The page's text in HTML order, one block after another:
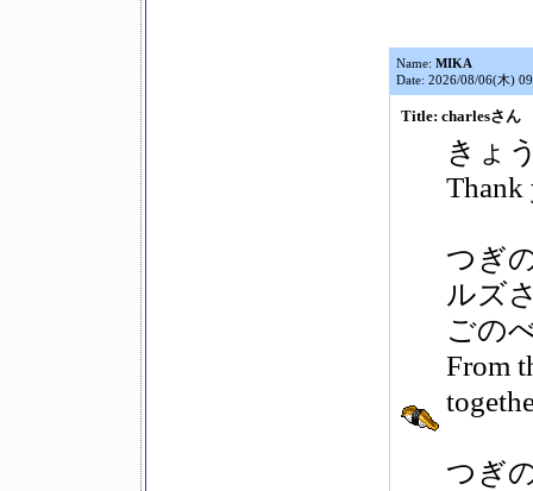
Name: MIKA
Date: 2026/08/06(木)
Title: charlesさん
きょ
Thank
つぎ
ルズ
ごの
From
つぎ